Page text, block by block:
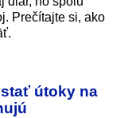
Prečítajte si, ako
útoky na